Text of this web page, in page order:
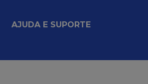
AJUDA E SUPORTE